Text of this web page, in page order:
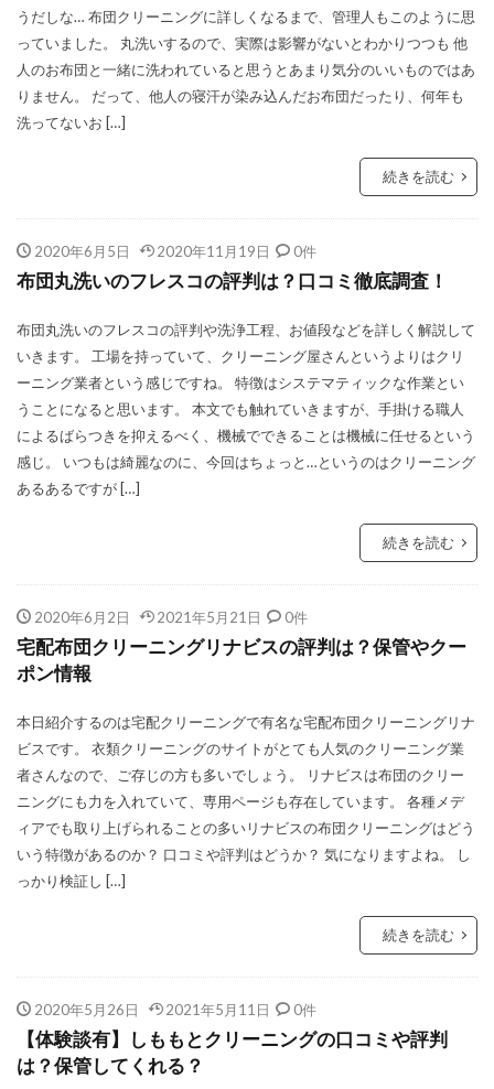
うだしな… 布団クリーニングに詳しくなるまで、管理人もこのように思
っていました。 丸洗いするので、実際は影響がないとわかりつつも 他
人のお布団と一緒に洗われていると思うとあまり気分のいいものではあ
りません。 だって、他人の寝汗が染み込んだお布団だったり、何年も
洗ってないお […]
続きを読む
2020年6月5日 2020年11月19日 0件
布団丸洗いのフレスコの評判は？口コミ徹底調査！
布団丸洗いのフレスコの評判や洗浄工程、お値段などを詳しく解説して
いきます。 工場を持っていて、クリーニング屋さんというよりはクリ
ーニング業者という感じですね。 特徴はシステマティックな作業とい
うことになると思います。 本文でも触れていきますが、手掛ける職人
によるばらつきを抑えるべく、機械でできることは機械に任せるという
感じ。 いつもは綺麗なのに、今回はちょっと…というのはクリーニング
あるあるですが […]
続きを読む
2020年6月2日 2021年5月21日 0件
宅配布団クリーニングリナビスの評判は？保管やクー
ポン情報
本日紹介するのは宅配クリーニングで有名な宅配布団クリーニングリナ
ビスです。 衣類クリーニングのサイトがとても人気のクリーニング業
者さんなので、ご存じの方も多いでしょう。 リナビスは布団のクリー
ニングにも力を入れていて、専用ページも存在しています。 各種メデ
ィアでも取り上げられることの多いリナビスの布団クリーニングはどう
いう特徴があるのか？ 口コミや評判はどうか？ 気になりますよね。 し
っかり検証し […]
続きを読む
2020年5月26日 2021年5月11日 0件
【体験談有】しももとクリーニングの口コミや評判
は？保管してくれる？